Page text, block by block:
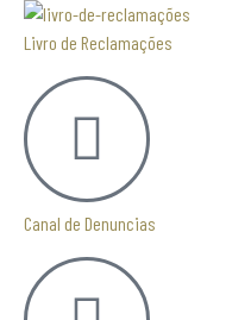
Livro de Reclamações
Canal de Denuncias